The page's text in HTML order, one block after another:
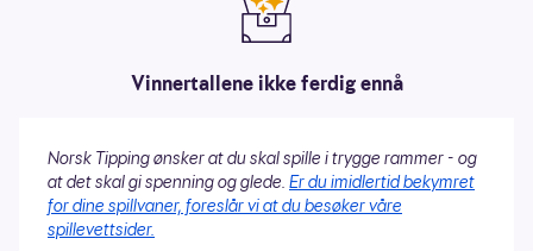
Vinnertallene ikke ferdig ennå
Norsk Tipping ønsker at du skal spille i trygge rammer - og
at det skal gi spenning og glede. Er du imidlertid bekymret
for dine spillvaner, foreslår vi at du besøker våre
spillevettsider.